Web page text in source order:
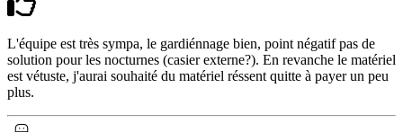
L'équipe est très sympa, le gardiénnage bien, point négatif pas de
solution pour les nocturnes (casier externe?). En revanche le matériel
est vétuste, j'aurai souhaité du matériel réssent quitte à payer un peu
plus.